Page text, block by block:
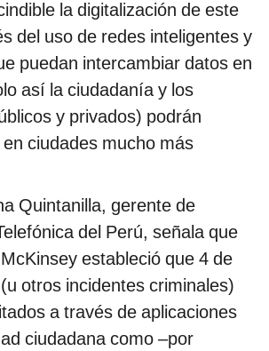
la digitalización de este
del uso de redes inteligentes y
puedan intercambiar datos en
así la ciudadanía y los
y privados) podrán
ciudades mucho más
Quintanilla, gerente de
del Perú, señala que
estableció que 4 de
otros incidentes criminales)
a través de aplicaciones
ciudadana como –por